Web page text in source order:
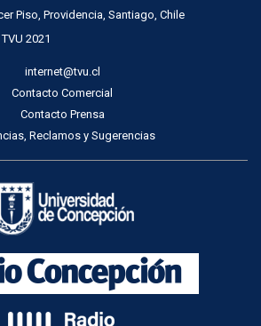
Piso, Providencia, Santiago, Chile
2021
internet@tvu.cl
Contacto Comercial
Contacto Prensa
Reclamos y Sugerencias